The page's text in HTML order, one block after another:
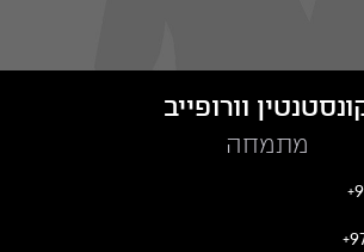
וורופייב
מתמחה